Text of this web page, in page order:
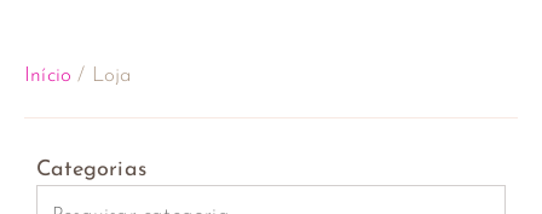
Início / Loja
Categorias